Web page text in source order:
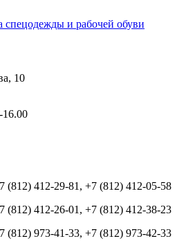
10
(812) 412-29-81, +7 (812) 412-05-58
(812) 412-26-01, +7 (812) 412-38-23
(812) 973-41-33, +7 (812) 973-42-33